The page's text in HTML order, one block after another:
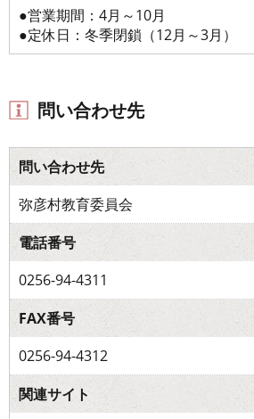
●営業期間：4月～10月
●定休日：冬季閉鎖（12月～3月）
問い合わせ先
問い合わせ先
弥彦村教育委員会
電話番号
0256-94-4311
FAX番号
0256-94-4312
関連サイト